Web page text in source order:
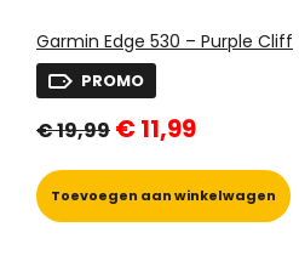
Garmin Edge 530 – Purple Cliff
PROMO
€19,99 prijs
€ 19,99.
€11,99prijs
€ 11,99.
Toevoegen aan winkelwagen